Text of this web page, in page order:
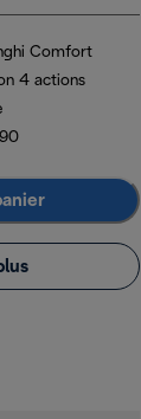
Comfort
4 actions